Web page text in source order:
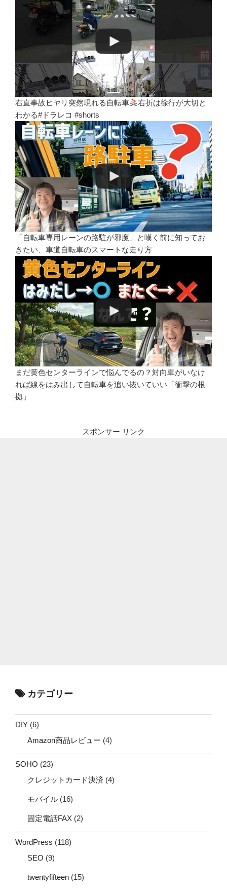
右直事故ヒヤリ突然現れる自転車
右折は徐行が大切と
わかる#ドラレコ #shorts
「自転車専用レーンの路駐が邪魔」と嘆く前に知ってお
きたい、車道自転車のスマートな走り方
まだ黄色センターラインで悩んでるの？対向車がいなけ
れば線をはみ出して自転車を追い抜いていい「衝撃の根
拠」
スポンサー リンク
カテゴリー
DIY (6)
Amazon商品レビュー (4)
SOHO (23)
クレジットカード決済 (4)
モバイル (16)
固定電話FAX (2)
WordPress (118)
SEO (9)
twentyfifteen (15)